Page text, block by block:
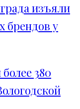
изъяли
брендов у
380